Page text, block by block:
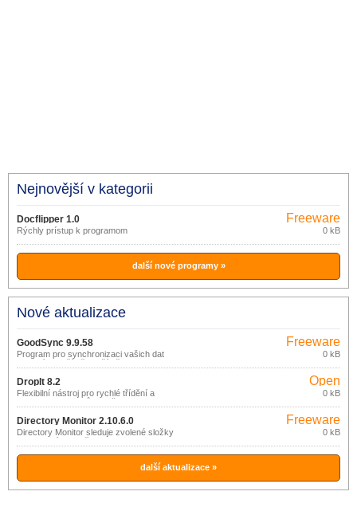
Nejnovější v kategorii
Docflipper 1.0
Rýchly prístup k programom
Freeware
0 kB
další nové programy »
Nové aktualizace
GoodSync 9.9.58
Program pro synchronizaci vašich dat
mezi více počítači, počítačem a
přenosným úložištěm (USB disk, CDRW
disk), prostřednictvím lokální sítě nebo
internetu.
Freeware
0 kB
DropIt 8.2
Flexibilní nástroj pro rychlé třídění a
organizaci souborů a složek.
Open
source
(gpl)
0 kB
Directory Monitor 2.10.6.0
Directory Monitor sleduje zvolené složky
a upozorní na změnu jejich obsahu
(nový, smazaný, změněný soubor).
Freeware
0 kB
další aktualizace »